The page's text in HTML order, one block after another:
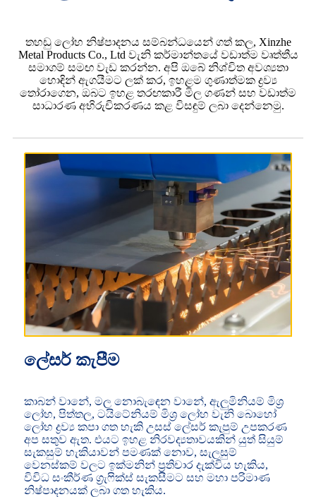
තහඩු ලෝහ නිෂ්පාදනය සම්බන්ධයෙන් ගත් කල, Xinzhe
Metal Products Co., Ltd වැනි කර්මාන්තයේ වඩාත්ම වෘත්තීය
සමාගම් සමඟ වැඩ කරන්න. අපි ඔබේ නිශ්චිත අවශ්‍යතා
හොඳින් ඇගයීමට ලක් කර, ඉහළම ගුණාත්මක ද්‍රව්‍ය
තෝරාගෙන, ඔබට ඉහළ තරඟකාරී මිල ගණන් සහ වඩාත්ම
සාධාරණ අභිරුචිකරණය කළ විසඳුම් ලබා දෙන්නෙමු.
ලේසර් කැපීම
කාබන් වානේ, මල නොබැඳෙන වානේ, ඇලුමිනියම් මිශ්‍ර
ලෝහ, පිත්තල, ටයිටේනියම් මිශ්‍ර ලෝහ වැනි බොහෝ
ලෝහ ද්‍රව්‍ය කපා ගත හැකි උසස් ලේසර් කැපුම් උපකරණ
අප සතුව ඇත. එයට ඉහළ නිරවද්‍යතාවයකින් යුත් සියුම්
සැකසුම් හැකියාවන් පමණක් නොව, සැලසුම්
වෙනස්කම් වලට ඉක්මනින් ප්‍රතිචාර දැක්විය හැකිය,
විවිධ සංකීර්ණ ග්‍රැෆික්ස් සැකසීමට සහ මහා පරිමාණ
නිෂ්පාදනයක් ලබා ගත හැකිය.